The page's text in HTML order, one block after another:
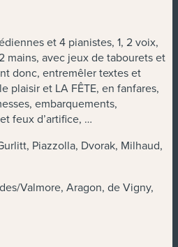
et 4 pianistes, 1, 2 voix,
mains, avec jeux de tabourets et
donc, entremêler textes et
plaisir et LA FÊTE, en fanfares,
embarquements,
feux d’artifice, …
Piazzolla, Dvorak, Milhaud,
Valmore, Aragon, de Vigny,